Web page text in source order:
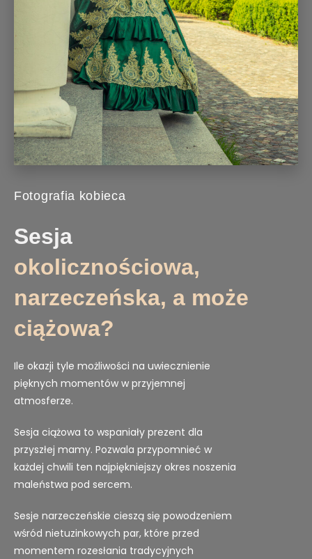
Fotografia kobieca
Sesja
okolicznościowa,
narzeczeńska, a może
ciążowa?
Ile okazji tyle możliwości na uwiecznienie
pięknych momentów w przyjemnej
atmosferze.
Sesja ciążowa to wspaniały prezent dla
przyszłej mamy. Pozwala przypomnieć w
każdej chwili ten najpiękniejszy okres noszenia
maleństwa pod sercem.
Sesje narzeczeńskie cieszą się powodzeniem
wśród nietuzinkowych par, które przed
momentem rozesłania tradycyjnych